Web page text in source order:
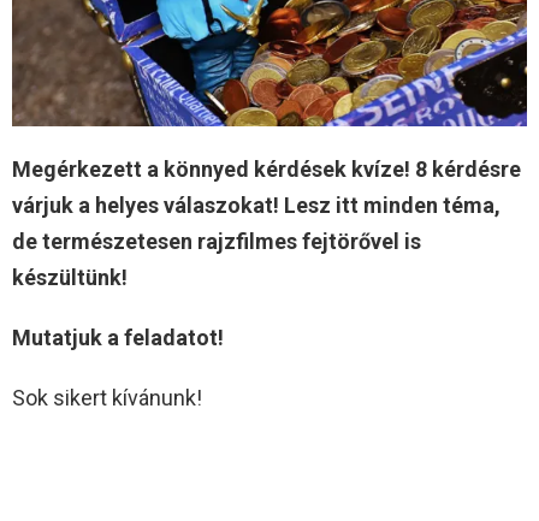
Megérkezett a könnyed kérdések kvíze! 8 kérdésre
várjuk a helyes válaszokat! Lesz itt minden téma,
de természetesen rajzfilmes fejtörővel is
készültünk!
Mutatjuk a feladatot!
Sok sikert kívánunk!